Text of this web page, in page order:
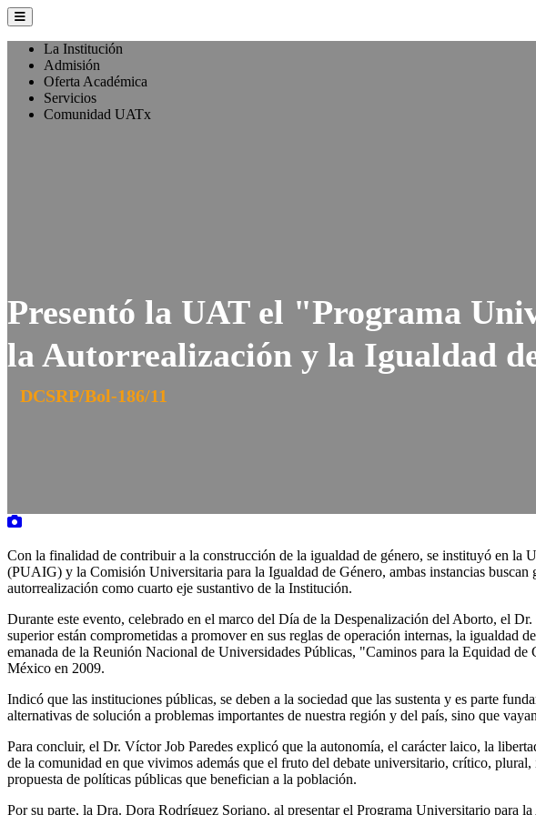
La Institución
Admisión
Oferta Académica
Servicios
Comunidad UATx
Presentó la UAT el "Programa
la Autorrealización y la Igualdad
DCSRP/Bol-186/11
Con la finalidad de contribuir a la construcción de la igualdad de género, se instituyó en
(PUAIG) y la Comisión Universitaria para la Igualdad de Género, ambas instancias
autorrealización como cuarto eje sustantivo de la Institución.
Durante este evento, celebrado en el marco del Día de la Despenalización del Aborto, el
superior están comprometidas a promover en sus reglas de operación internas, la igualdad
emanada de la Reunión Nacional de Universidades Públicas, "Caminos para la Equidad
México en 2009.
Indicó que las instituciones públicas, se deben a la sociedad que las sustenta y es parte
alternativas de solución a problemas importantes de nuestra región y del país, sino que
Para concluir, el Dr. Víctor Job Paredes explicó que la autonomía, el carácter laico, la
de la comunidad en que vivimos además que el fruto del debate universitario, crítico,
propuesta de políticas públicas que benefician a la población.
Por su parte, la Dra. Dora Rodríguez Soriano, al presentar el Programa Universitario para